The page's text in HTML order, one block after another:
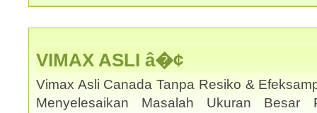
VIMAX ASLI â�¢
Vimax Asli Canada Tanpa Resiko &
Menyelesaikan Masalah Ukuran